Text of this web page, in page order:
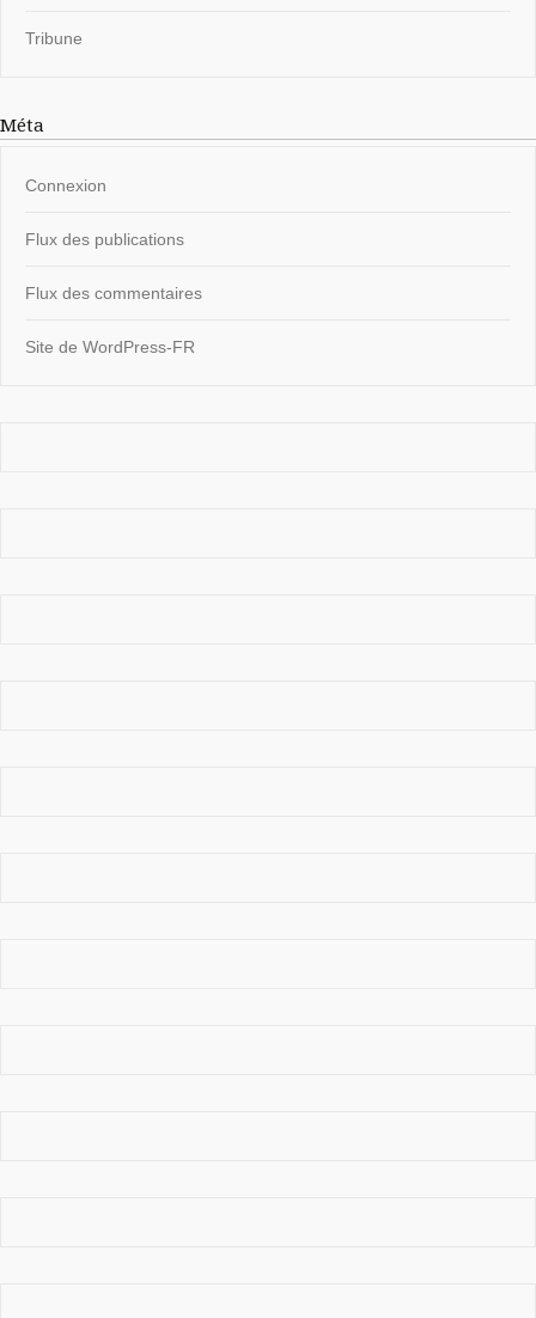
Tribune
Méta
Connexion
Flux des publications
Flux des commentaires
Site de WordPress-FR